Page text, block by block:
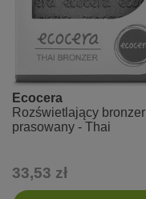
Ecocera
Rozświetlający bronzer
prasowany - Thai
33,53 zł